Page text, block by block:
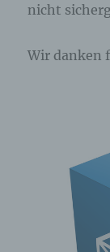
nicht
Wir danken